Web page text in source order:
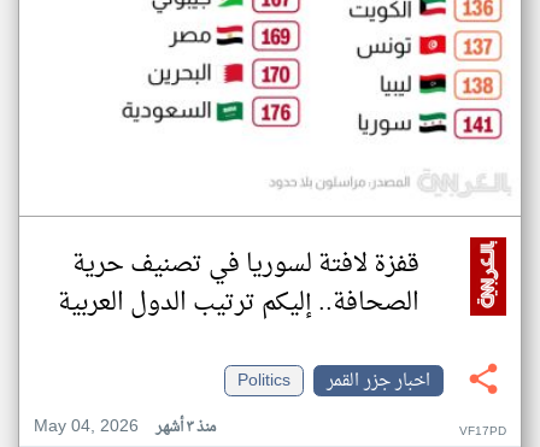
قفزة لافتة لسوريا في تصنيف حرية
الصحافة.. إليكم ترتيب الدول العربية
اخبار جزر القمر
Politics
May 04, 2026
منذ ٣ أشهر VF17PD